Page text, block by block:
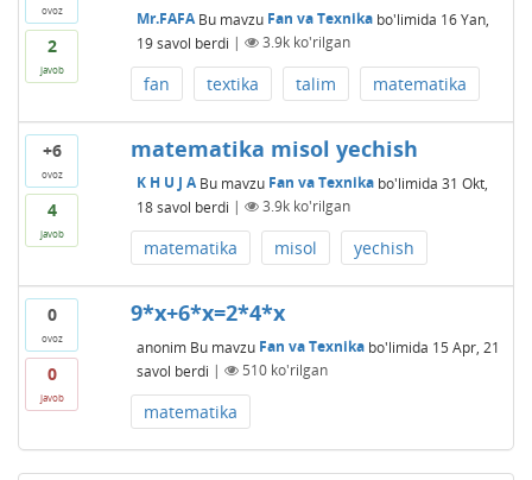
ovoz
2
javob
Mr.FAFA Bu mavzu Fan va Texnikabo'limida 16 Yan,
19 savol berdi | 3.9kko'rilgan
fan textika talim matematika
+6
ovoz
4
javob
matematika misol yechish
K H U J A Bu mavzu Fan va Texnikabo'limida 31 Okt,
18 savol berdi | 3.9kko'rilgan
matematika misol yechish
0
ovoz
0
javob
9*x+6*x=2*4*x
anonim Bu mavzu Fan va Texnikabo'limida 15 Apr, 21
savol berdi | 510ko'rilgan
matematika